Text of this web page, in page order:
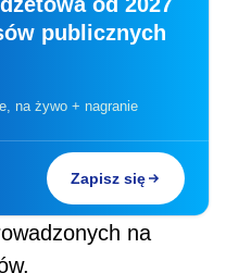
publicznych
na żywo + nagranie
Zapisz się
na